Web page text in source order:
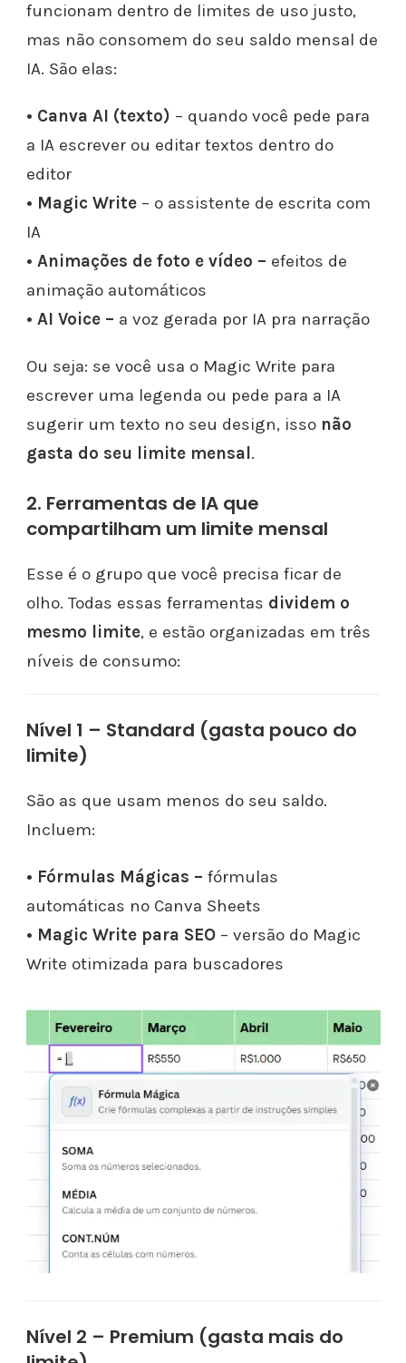
funcionam dentro de limites de uso justo,
mas não consomem do seu saldo mensal de
IA. São elas:
• Canva AI (texto) – quando você pede para
a IA escrever ou editar textos dentro do
editor
• Magic Write– o assistente de escrita com
IA
• Animações de foto e vídeo – efeitos de
animação automáticos
• AI Voice – a voz gerada por IA pra narração
Ou seja: se você usa o Magic Write para
escrever uma legenda ou pede para a IA
sugerir um texto no seu design, isso não
gasta do seu limite mensal .
2. Ferramentas de IA que
compartilham um limite mensal
Esse é o grupo que você precisa ficar de
olho. Todas essas ferramentas dividem o
mesmo limite, e estão organizadas em três
níveis de consumo:
Nível 1 – Standard (gasta pouco do
limite)
São as que usam menos do seu saldo.
Incluem:
• Fórmulas Mágicas – fórmulas
automáticas no Canva Sheets
• Magic Write para SEO – versão do Magic
Write otimizada para buscadores
Nível 2 – Premium (gasta mais do